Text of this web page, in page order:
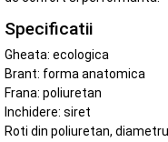
Specificatii
Gheata: ecologica
Brant: forma anatomica
Frana: poliuretan
Inchidere: siret
Roti din poliuretan,